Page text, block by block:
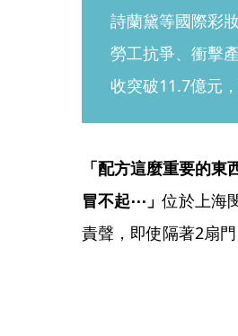
詩蘭黛等國際彩
勞工抗爭、衝擊
收突破11.7億元
「配方這麼重要的
冒不起⋯」位於上海
責聲，即使隔著2扇